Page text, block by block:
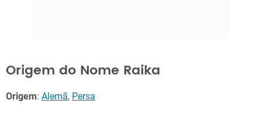
Origem do Nome Raika
Origem: Alemã, Persa